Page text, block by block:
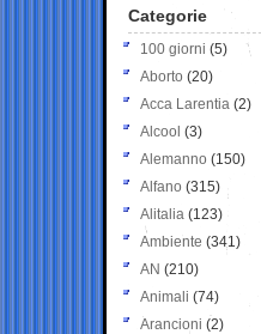
Categorie
100 giorni (5)
Aborto (20)
Acca Larentia (2)
Alcool (3)
Alemanno (150)
Alfano (315)
Alitalia (123)
Ambiente (341)
AN (210)
Animali (74)
Arancioni (2)